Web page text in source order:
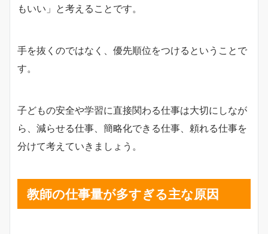
もいい」と考えることです。
手を抜くのではなく、優先順位をつけるということで
す。
子どもの安全や学習に直接関わる仕事は大切にしなが
ら、減らせる仕事、簡略化できる仕事、頼れる仕事を
分けて考えていきましょう。
教師の仕事量が多すぎる主な原因